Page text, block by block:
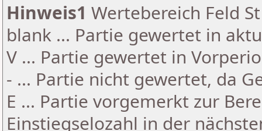
Hinweis1 Wertebereich Feld
blank ... Partie gewertet in
V ... Partie gewertet in
- ... Partie nicht gewertet, da
E ... Partie vorgemerkt zur
Einstiegselozahl in der